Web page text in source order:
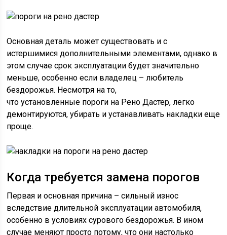
Основная деталь может существовать и с
истершимися дополнительными элементами, однако в
этом случае срок эксплуатации будет значительно
меньше, особенно если владелец – любитель
бездорожья. Несмотря на то,
что установленные пороги на Рено Дастер, легко
демонтируются, убирать и устанавливать накладки еще
проще.
Когда требуется замена порогов
Первая и основная причина – сильный износ
вследствие длительной эксплуатации автомобиля,
особенно в условиях сурового бездорожья. В ином
случае меняют просто потому, что они настолько